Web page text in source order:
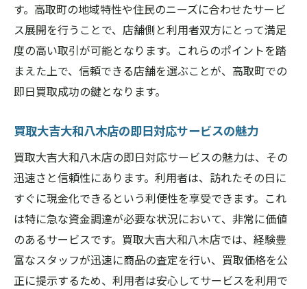
のサービス
高取町における即日対応の理由とは
買取大吉大和八木店の高取町での評判と実
績
高取町で即日買取を叶えるための信頼性
高取町での買取を成功させる秘訣は買取大吉大
成功する買取のための買取大吉大和八木店
高取町で買取を成功に導くためのアドバイ
ス
買取大吉大和八木店が提供する高取町での
買取成功事例
す。高取町の地域特性や住民のニーズに合わせたサービ
ス展開を行うことで、店舗側と利用者双方にとって満足
度の高い取引が可能となります。これらのポイントを踏
まえた上で、信頼できる店舗を選ぶことが、高取町での
即日買取成功の鍵となります。
買取大吉大和八木店の即日対応サービスの魅力
買取大吉大和八木店の即日対応サービスの魅力は、その
迅速さと信頼性にあります。利用者は、訪れたその日に
すぐに現金化できるという利便性を享受できます。これ
は特に急な資金調達が必要な状況において、非常に価値
のあるサービスです。買取大吉大和八木店では、経験豊
富なスタッフが迅速に商品の査定を行い、買取価格を公
正に提示するため、利用者は安心してサービスを利用で